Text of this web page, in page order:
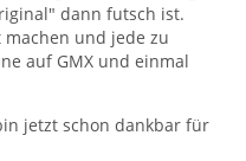
dann futsch ist.
und jede zu
auf GMX und einmal
jetzt schon dankbar für